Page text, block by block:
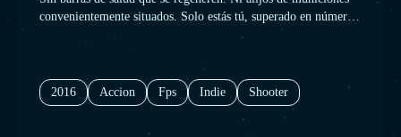
convenientemente situados. Solo estás tú, superado en número
y armamento, aunque podrás recoger las armas de los enemigos
un aluvión de balas a cámara lenta.
2016
Accion Fps Indie Shooter